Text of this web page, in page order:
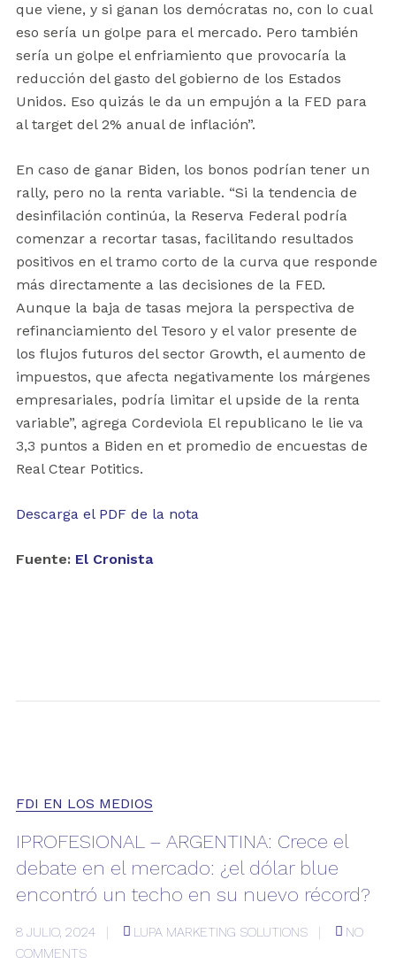
que viene, y si ganan los demócratas no, con lo cual
eso sería un golpe para el mercado. Pero también
sería un golpe el enfriamiento que provocaría la
reducción del gasto del gobierno de los Estados
Unidos. Eso quizás le da un empujón a la FED para
al target del 2% anual de inflación”.
En caso de ganar Biden, los bonos podrían tener un
rally, pero no la renta variable. “Si la tendencia de
desinfilación continúa, la Reserva Federal podría
comenzar a recortar tasas, facilitando resultados
positivos en el tramo corto de la curva que responde
más directamente a las decisiones de la FED.
Aunque la baja de tasas mejora la perspectiva de
refinanciamiento del Tesoro y el valor presente de
los flujos futuros del sector Growth, el aumento de
impuestos, que afecta negativamente los márgenes
empresariales, podría limitar el upside de la renta
variable”, agrega Cordeviola El republicano le lie va
3,3 puntos a Biden en et promedio de encuestas de
Real Ctear Potitics.
Descarga el PDF de la nota
Fuente: El Cronista
FDI EN LOS MEDIOS
IPROFESIONAL – ARGENTINA: Crece el
debate en el mercado: ¿el dólar blue
encontró un techo en su nuevo récord?
8 JULIO, 2024 LUPA MARKETING SOLUTIONS
NO
COMMENTS